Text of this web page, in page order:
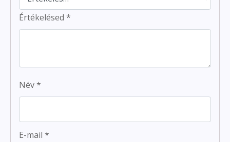
Értékelésed *
Név*
E-mail *